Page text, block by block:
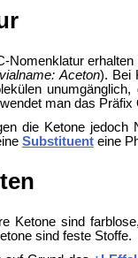
Nomenklatur
Aceton). Bei
man das
die Ketone jedoch
Substituenteine
Ketone sind
sind feste Stoffe.